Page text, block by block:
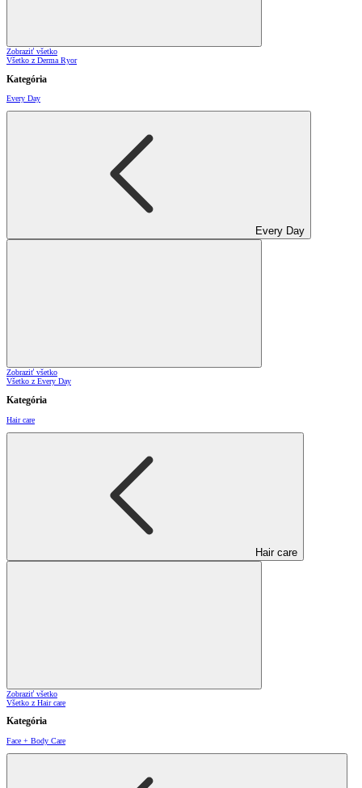
Zobraziť všetko
Všetko z Derma Ryor
Kategória
Every Day
Every Day
Zobraziť všetko
Všetko z Every Day
Kategória
Hair care
Hair care
Zobraziť všetko
Všetko z Hair care
Kategória
Face + Body Care